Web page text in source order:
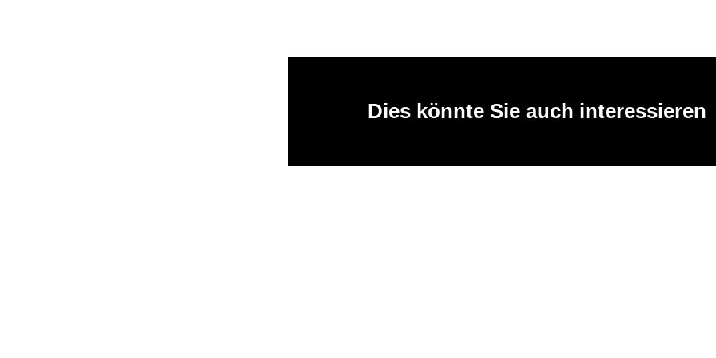
Dies könnte Sie auch interessieren